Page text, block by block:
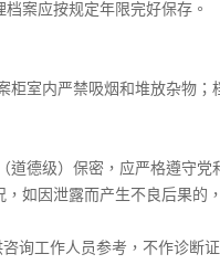
案应按规定年限完好保存。
柜室内严禁吸烟和堆放杂物
道德级）保密，应严格遵守
如因泄露而产生不良后果的
询工作人员参考，不作诊断